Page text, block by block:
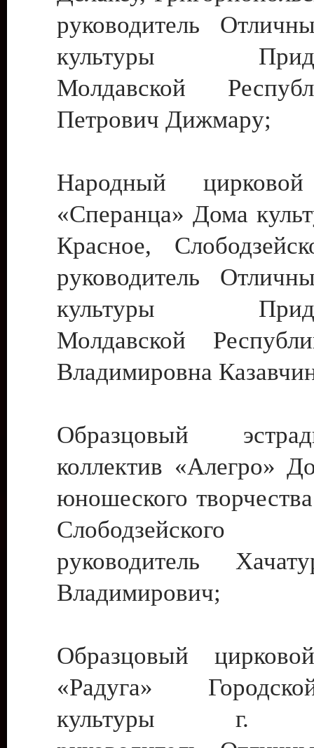
руководитель
культуры
Молдавской
Петрович Дижмару;
Народный цирковой
«Сперанца» Дома
Красное,
руководитель
культуры
Молдавской
Владимировна
Образцовый
коллектив «Алегро»
юношеского
руководитель
Владимирович;
Образцовый
«Радуга»
культуры г.